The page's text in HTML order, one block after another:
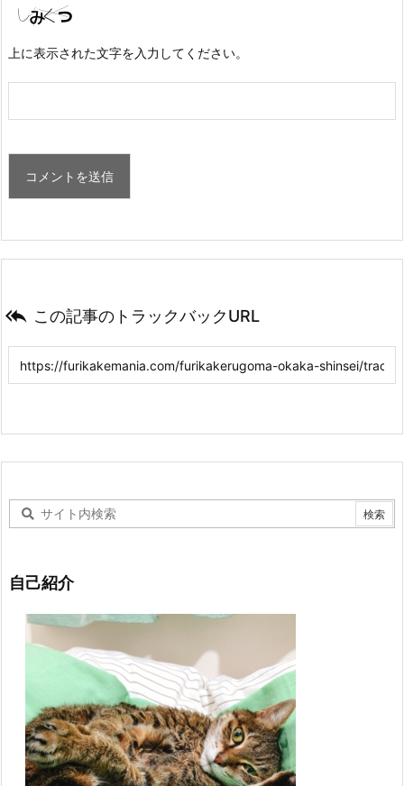
上に表示された文字を入力してください。
 この記事のトラックバックURL
自己紹介